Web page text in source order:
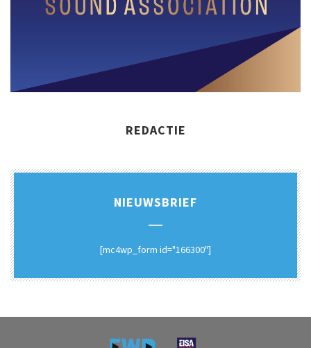
REDACTIE
NIEUWSBRIEF
[mc4wp_form id="166300"]